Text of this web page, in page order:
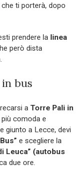
che ti porterà, dopo
prendere la linea
però dista
bus
a Torre Pali in
comoda e
giunto a Lecce, devi
e scegliere la
Leuca” (autobus
due ore.